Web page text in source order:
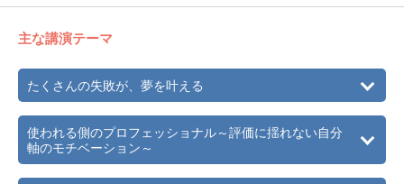
主な講演テーマ
たくさんの失敗が、夢を叶える
使われる側のプロフェッショナル～評価に揺れない自分
軸のモチベーション～